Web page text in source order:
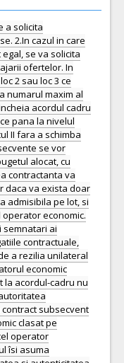
a solicita
2.In cazul in care
se va solicita
ofertelor. In
2 sau loc 3 ce
numarul maxim al
acordul cadru
pana la nivelul
II fara a schimba
se vor
alocat, cu
contractanta va
daca va exista doar
admisibila pe lot, si
economic.
semnatari ai
contractuale,
a rezilia unilateral
economic
la acordul-cadru nu
subsecvent
clasat pe
operator
îsi asuma